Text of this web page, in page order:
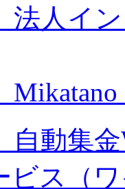
法人イ
自動集
ビス（